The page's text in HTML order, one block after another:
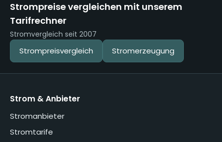
Strompreise vergleichen mit unserem
Tarifrechner
Stromvergleich seit 2007
Strompreisvergleich Stromerzeugung
Strom & Anbieter
Stromanbieter
Stromtarife